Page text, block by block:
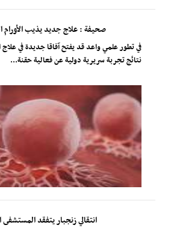
صحيفة : علاج جديد يذيب الأورام
في تطور علمي واعد قد يفتح آفاقا جديدة في
نتائج تجربة سريرية دولية عن فعالية حقنة...
انتقالي زنجبار يتفقد المستشفى